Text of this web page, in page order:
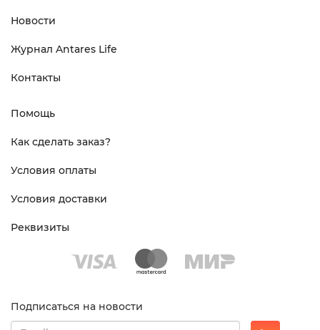
Новости
Журнал Antares Life
Контакты
Помощь
Как сделать заказ?
Условия оплаты
Условия доставки
Реквизиты
Подписаться на новости